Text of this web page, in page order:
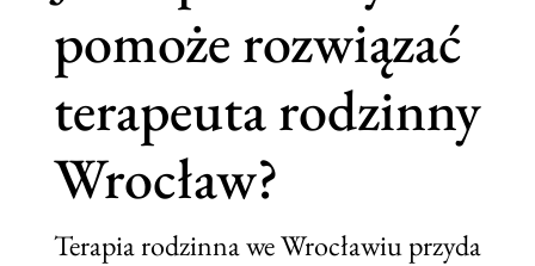
pomoże rozwiązać
terapeuta rodzinny
Wrocław?
Terapia rodzinna we Wrocławiu przyda